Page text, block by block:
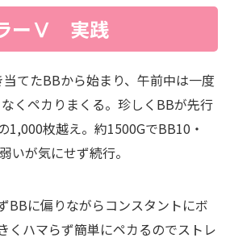
ーⅤ 実践
てたBBから始まり、午前中は一度
くペカりまくる。珍しくBBが先行
1,000枚越え。約1500GでBB10・
いが気にせず続行。
BBに偏りながらコンスタントにボ
くハマらず簡単にペカるのでストレ